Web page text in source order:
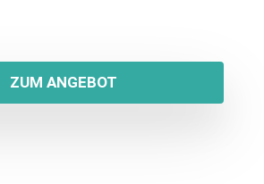
ZUM ANGEBOT